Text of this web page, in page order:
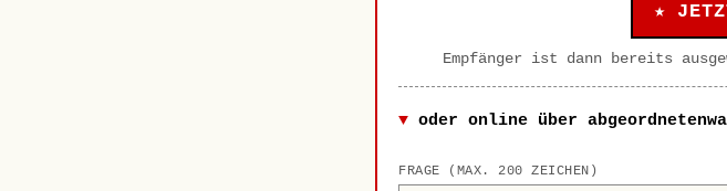
★
Empfänger ist dann bereits
oder online über
FRAGE (MAX. 200 ZEICHEN)